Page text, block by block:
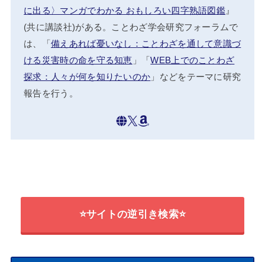
に出る〉マンガでわかる おもしろい四字熟語図鑑 』
(共に講談社)がある。ことわざ学会研究フォーラムで
は、「備えあれば憂いなし：ことわざを通して意識づ
ける災害時の命を守る知恵 」「WEB上でのことわざ
探求：人々が何を知りたいのか 」などをテーマに研究
報告を行う。
⭐サイトの逆引き検索⭐